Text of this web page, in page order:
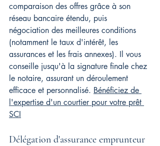
comparaison des offres grâce à son
réseau bancaire étendu, puis
négociation des meilleures conditions
(notamment le taux d'intérêt, les
assurances et les frais annexes). Il vous
conseille jusqu'à la signature finale chez
le notaire, assurant un déroulement
efficace et personnalisé. Bénéficiez de
l'expertise d'un courtier pour votre prêt
SCI
Délégation d'assurance emprunteur